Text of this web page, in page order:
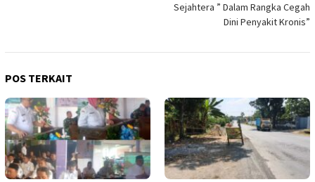
Sejahtera ” Dalam Rangka Cegah
Dini Penyakit Kronis”
POS TERKAIT